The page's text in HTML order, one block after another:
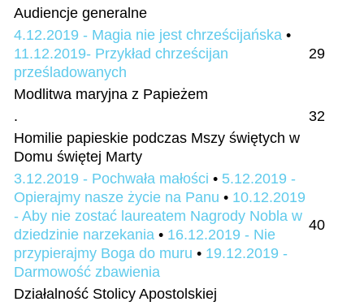
Audiencje generalne
4.12.2019 - Magia nie jest chrześcijańska •
11.12.2019- Przykład chrześcijan
prześladowanych
29
Modlitwa maryjna z Papieżem
.
32
Homilie papieskie podczas Mszy świętych w
Domu świętej Marty
3.12.2019 - Pochwała małości • 5.12.2019 -
Opierajmy nasze życie na Panu • 10.12.2019
- Aby nie zostać laureatem Nagrody Nobla w
dziedzinie narzekania • 16.12.2019 - Nie
przypierajmy Boga do muru • 19.12.2019 -
Darmowość zbawienia
40
Działalność Stolicy Apostolskiej